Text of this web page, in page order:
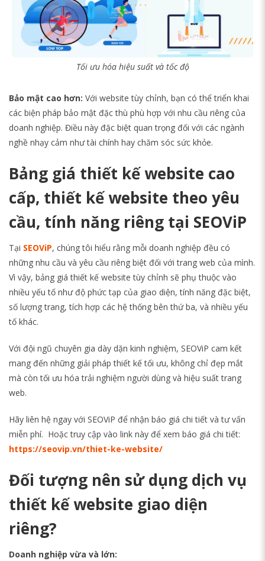
Tối ưu hóa hiệu suất và tốc độ
Bảo mật cao hơn: Với website tùy chỉnh, bạn có thể triển khai
các biện pháp bảo mật đặc thù phù hợp với nhu cầu riêng của
doanh nghiệp. Điều này đặc biệt quan trọng đối với các ngành
nghề nhạy cảm như tài chính hay chăm sóc sức khỏe.
Bảng giá thiết kế website cao
cấp, thiết kế website theo yêu
cầu, tính năng riêng tại SEOViP
Tại SEOViP, chúng tôi hiểu rằng mỗi doanh nghiệp đều có
những nhu cầu và yêu cầu riêng biệt đối với trang web của mình.
Vì vậy, bảng giá thiết kế website tùy chỉnh sẽ phụ thuộc vào
nhiều yếu tố như độ phức tạp của giao diện, tính năng đặc biệt,
số lượng trang, tích hợp các hệ thống bên thứ ba, và nhiều yếu
tố khác.
Với đội ngũ chuyên gia dày dặn kinh nghiệm, SEOViP cam kết
mang đến những giải pháp thiết kế tối ưu, không chỉ đẹp mắt
mà còn tối ưu hóa trải nghiệm người dùng và hiệu suất trang
web.
Hãy liên hệ ngay với SEOViP để nhận báo giá chi tiết và tư vấn
miễn phí. Hoặc truy cập vào link này để xem báo giá chi tiết:
https://seovip.vn/thiet-ke-website/
Đối tượng nên sử dụng dịch vụ
thiết kế website giao diện
riêng?
Doanh nghiệp vừa và lớn: